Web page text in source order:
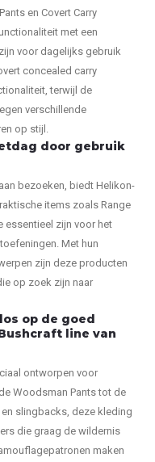
en Covert Carry
met een
voor dagelijks gebruik
concealed carry
terwijl de
verschillende
op stijl.
door gebruik
bezoeken, biedt Helikon-
items zoals Range
essentieel zijn voor het
Met hun
zijn deze producten
op zoek zijn naar
op de goed
line van
ontworpen voor
Woodsman Pants tot de
slingbacks, deze kleding
die graag de wildernis
maken